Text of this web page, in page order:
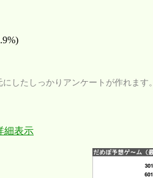
したしっかりアンケートが作れます。
細表示